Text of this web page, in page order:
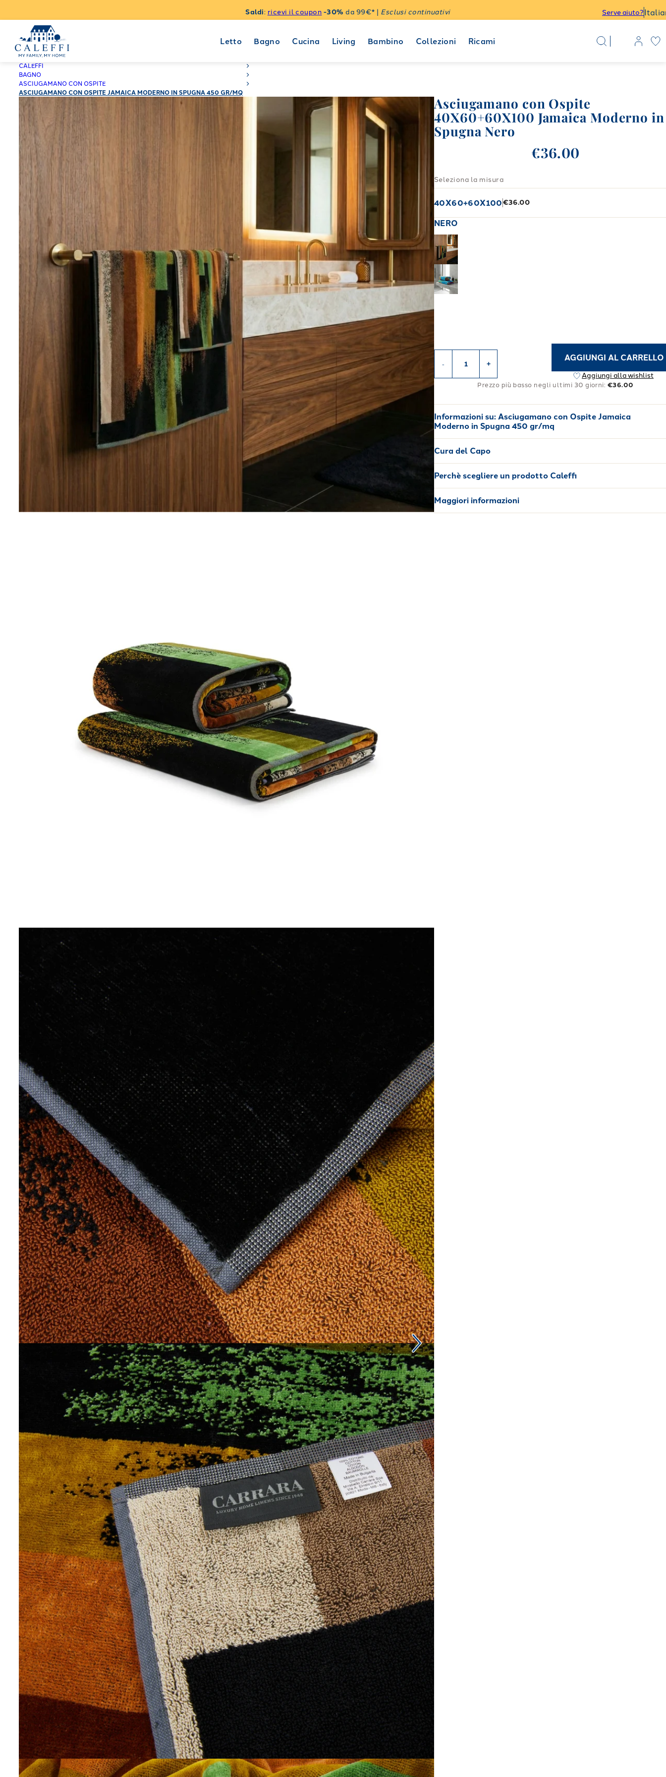
Saldi: ricevi il coupon -30% da 99€* | Esclusi continuativi Serve aiuto?
Letto Bagno Cucina Living Bambino Collezioni Ricami
CALEFFI
BAGNO
ASCIUGAMANO CON OSPITE
ASCIUGAMANO CON OSPITE JAMAICA MODERNO IN SPUGNA 450 GR/MQ
Asciugamano con Ospite
40X60+60X100 Jamaica Moderno in
Spugna Nero
€36.00
Seleziona la misura
40X60+60X100€36.00
NERO
- +
AGGIUNGI AL CARRELLO
Aggiungi alla wishlist
Prezzo più basso negli ultimi 30 giorni: €36.00
Informazioni su: Asciugamano con Ospite Jamaica
Moderno in Spugna 450 gr/mq
Cura del Capo
Perchè scegliere un prodotto Caleffi
Maggiori informazioni